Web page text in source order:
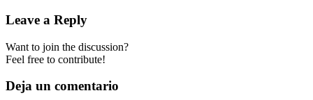
Leave a Reply
Want to join the discussion?
Feel free to contribute!
Deja un comentario